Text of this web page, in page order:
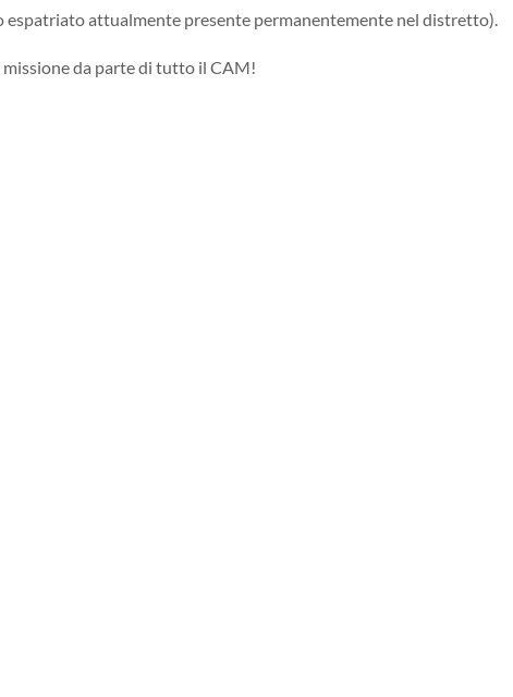
espatriato attualmente presente permanentemente nel distretto).
da parte di tutto il CAM!